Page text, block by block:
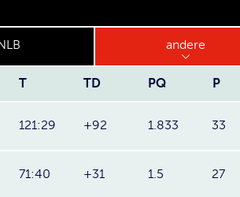
andere
T TD PQ P
121:29 +92 1.833 33
71:40 +31 1.5 27